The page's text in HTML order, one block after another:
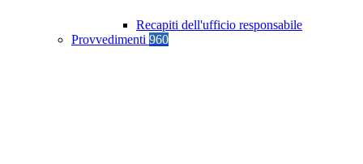
Recapiti dell'ufficio responsabile
Provvedimenti 960